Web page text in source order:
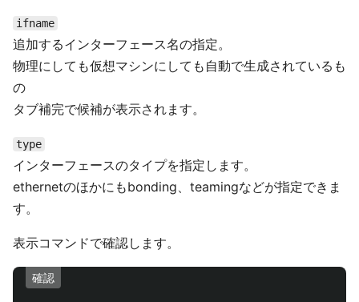
ifname
追加するインターフェース名の指定。
物理にしても仮想マシンにしても自動で生成されているも
の
タブ補完で候補が表示されます。
type
インターフェースのタイプを指定します。
ethernetのほかにもbonding、teamingなどが指定できま
す。
表示コマンドで確認します。
確認